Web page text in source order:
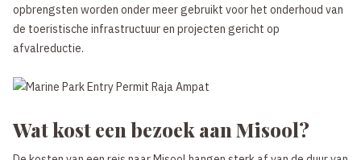
opbrengsten worden onder meer gebruikt voor het onderhoud van
de toeristische infrastructuur en projecten gericht op
afvalreductie.
Wat kost een bezoek aan Misool?